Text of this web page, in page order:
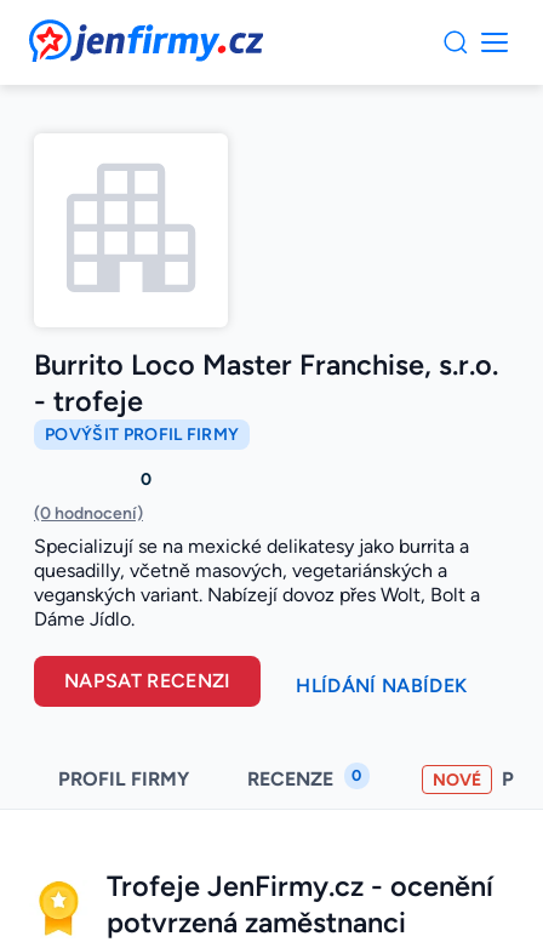
JenFirmy.cz
Burrito Loco Master Franchise, s.r.o.
- trofeje
POVÝŠIT PROFIL FIRMY
0
(0 hodnocení)
Specializují se na mexické delikatesy jako burrita a
quesadilly, včetně masových, vegetariánských a
veganských variant. Nabízejí dovoz přes Wolt, Bolt a
Dáme Jídlo.
NAPSAT RECENZI HLÍDÁNÍ NABÍDEK
PROFIL FIRMY RECENZE 0 NOVÉ
Trofeje JenFirmy.cz - ocenění
potvrzená zaměstnanci